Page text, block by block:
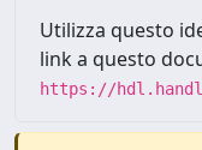
Utilizza questo
link a questo
https://